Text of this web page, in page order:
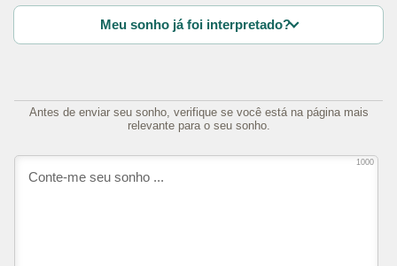
Meu sonho já foi interpretado?
Antes de enviar seu sonho, verifique se você está na página mais
relevante para o seu sonho.
1000